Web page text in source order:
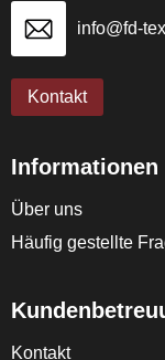
info@fd-
Kontakt
Informationen
Über uns
Häufig gestellte
Kontakt